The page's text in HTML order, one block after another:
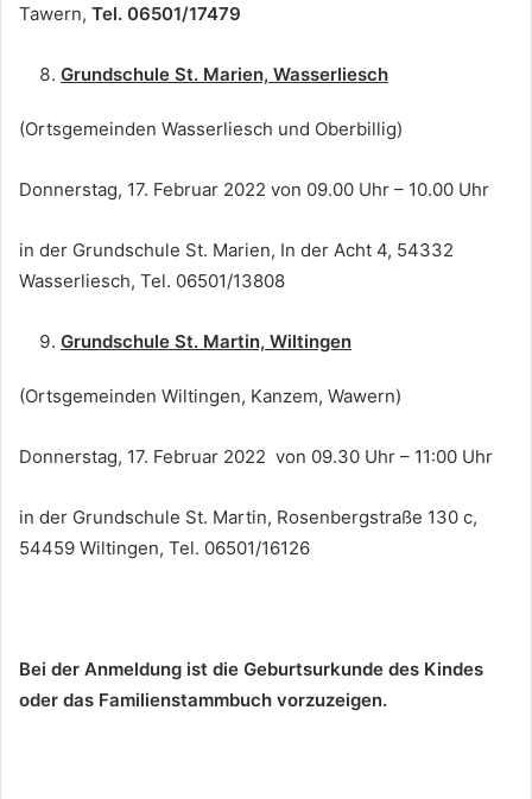
Tawern, Tel. 06501/17479
Grundschule St. Marien, Wasserliesch
(Ortsgemeinden Wasserliesch und Oberbillig)
Donnerstag, 17. Februar 2022 von 09.00 Uhr – 10.00 Uhr
in der Grundschule St. Marien, In der Acht 4, 54332
Wasserliesch, Tel. 06501/13808
Grundschule St. Martin, Wiltingen
(Ortsgemeinden Wiltingen, Kanzem, Wawern)
Donnerstag, 17. Februar 2022 von 09.30 Uhr – 11:00 Uhr
in der Grundschule St. Martin, Rosenbergstraße 130 c,
54459 Wiltingen, Tel. 06501/16126
Bei der Anmeldung ist die Geburtsurkunde des Kindes
oder das Familienstammbuch vorzuzeigen.